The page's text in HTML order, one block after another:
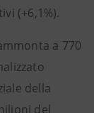
(+6,1%).
a 770
della
del